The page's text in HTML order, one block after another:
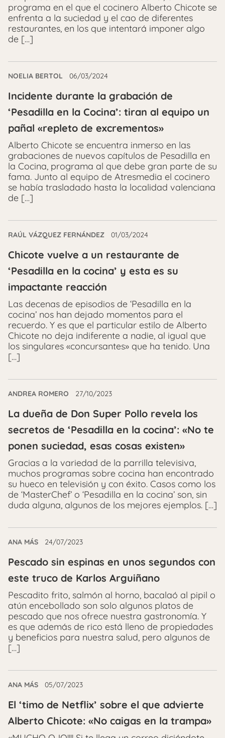
programa en el que el cocinero Alberto Chicote se
enfrenta a la suciedad y el cao de diferentes
restaurantes, en los que intentará imponer algo
de […]
NOELIA BERTOL 06/03/2024
Incidente durante la grabación de
‘Pesadilla en la Cocina’: tiran al equipo un
pañal «repleto de excrementos»
Alberto Chicote se encuentra inmerso en las
grabaciones de nuevos capítulos de Pesadilla en
la Cocina, programa al que debe gran parte de su
fama. Junto al equipo de Atresmedia el cocinero
se había trasladado hasta la localidad valenciana
de […]
RAÚL VÁZQUEZ FERNÁNDEZ 01/03/2024
Chicote vuelve a un restaurante de
‘Pesadilla en la cocina’ y esta es su
impactante reacción
Las decenas de episodios de ‘Pesadilla en la
cocina’ nos han dejado momentos para el
recuerdo. Y es que el particular estilo de Alberto
Chicote no deja indiferente a nadie, al igual que
los singulares «concursantes» que ha tenido. Una
[…]
ANDREA ROMERO 27/10/2023
La dueña de Don Super Pollo revela los
secretos de ‘Pesadilla en la cocina’: «No te
ponen suciedad, esas cosas existen»
Gracias a la variedad de la parrilla televisiva,
muchos programas sobre cocina han encontrado
su hueco en televisión y con éxito. Casos como los
de ‘MasterChef’ o ‘Pesadilla en la cocina’ son, sin
duda alguna, algunos de los mejores ejemplos. […]
ANA MÁS 24/07/2023
Pescado sin espinas en unos segundos con
este truco de Karlos Arguiñano
Pescadito frito, salmón al horno, bacalaó al pipil o
atún encebollado son solo algunos platos de
pescado que nos ofrece nuestra gastronomía. Y
es que además de rico está lleno de propiedades
y beneficios para nuestra salud, pero algunos de
[…]
ANA MÁS 05/07/2023
El ‘timo de Netflix’ sobre el que advierte
Alberto Chicote: «No caigas en la trampa»